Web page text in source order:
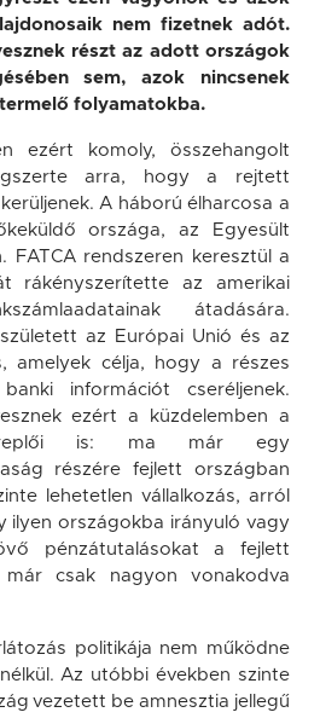
nem fizetnek adót.
részt az adott országok
sem, azok nincsenek
folyamatokba.
ezért komoly, összehangolt
arra, hogy a rejtett
A háború élharcosa a
országa, az Egyesült
FATCA rendszeren keresztül a
rákényszerítette az amerikai
átadására.
az Európai Unió és az
amelyek célja, hogy a részes
információt cseréljenek.
ezért a küzdelemben a
is: ma már egy
részére fejlett országban
lehetetlen vállalkozás, arról
ilyen országokba irányuló vagy
pénzátutalásokat a fejlett
már csak nagyon vonakodva
politikája nem működne
Az utóbbi években szinte
vezetett be amnesztia jellegű